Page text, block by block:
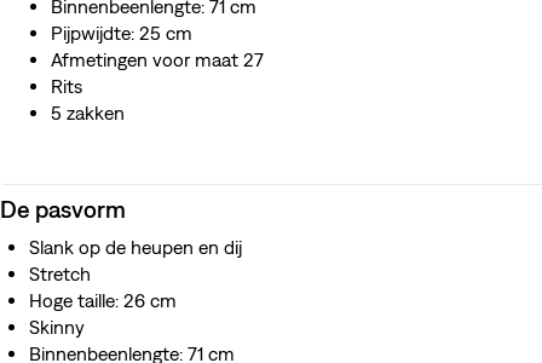
Binnenbeenlengte: 71 cm
Pijpwijdte: 25 cm
Afmetingen voor maat 27
Rits
5 zakken
De pasvorm
Slank op de heupen en dij
Stretch
Hoge taille: 26 cm
Skinny
Binnenbeenlengte: 71 cm